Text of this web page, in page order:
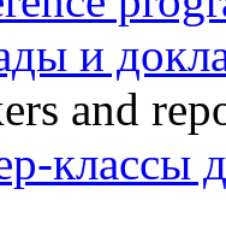
и
and
классы